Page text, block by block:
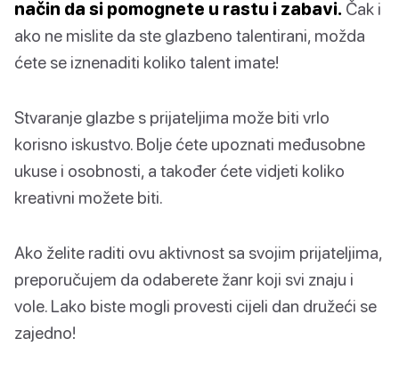
način da si pomognete u rastu i zabavi. Čak i
ako ne mislite da ste glazbeno talentirani, možda
ćete se iznenaditi koliko talent imate!
Stvaranje glazbe s prijateljima može biti vrlo
korisno iskustvo. Bolje ćete upoznati međusobne
ukuse i osobnosti, a također ćete vidjeti koliko
kreativni možete biti.
Ako želite raditi ovu aktivnost sa svojim prijateljima,
preporučujem da odaberete žanr koji svi znaju i
vole. Lako biste mogli provesti cijeli dan družeći se
zajedno!